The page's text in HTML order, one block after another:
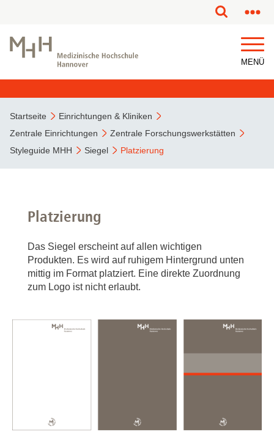
MENÜ
Startseite
Einrichtungen & Kliniken
Zentrale Einrichtungen
Zentrale Forschungswerkstätten
Styleguide MHH
Siegel Platzierung
Platzierung
Das Siegel erscheint auf allen wichtigen
Produkten. Es wird auf ruhigem Hintergrund unten
mittig im Format platziert. Eine direkte Zuordnung
zum Logo ist nicht erlaubt.